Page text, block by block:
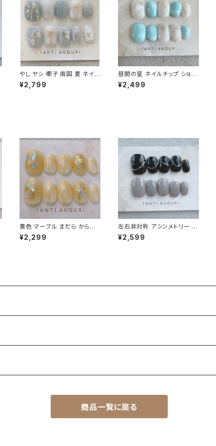
やし ヤシ 椰子 南国 夏 ネイル
チップ くすみブルー アイス 乳
白色 サマー 旅行 大人 20代
¥2,799
昼間の星 ネイルチップ ショー
ト 青空ネイル オーロラスター
晴天 快晴 水色系 ワクワク系
¥2,499
黄色 マーブル まだら からし
小さい 爪 ネイルチップ ショー
ト ホログラム 金箔 春 夏 秋
¥2,299
左右非対称 アシンメトリー シ
ョート ネイルチップ 超極小 ド
ット柄 グレー色 ダークカラー
¥2,599
商品一覧に戻る